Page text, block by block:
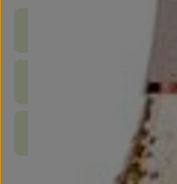
Produktdatenblatt